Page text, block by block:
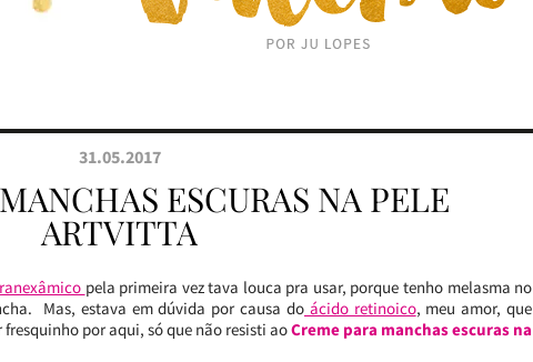
31.05.2017
ESCURAS NA PELE
ARTVITTA
pela primeira vez tava louca pra usar, porque tenho melasma no
Mas, estava em dúvida por causa doácido retinoico, meu amor, que
por aqui, só que não resisti aoCreme para manchas escuras na